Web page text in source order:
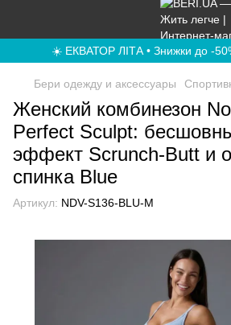
☀️ ЕКВАТОР ЛІТА • Знижки до -
Бери одежду и аксессуары
Женский комбинезон
Perfect Sculpt:
эффект Scrunch-Butt и
спинка Blue
Артикул: NDV-S136-BLU-M